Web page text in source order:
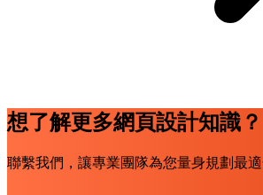
想了解更多網頁設計知識？
聯繫我們，讓專業團隊為您量身規劃最